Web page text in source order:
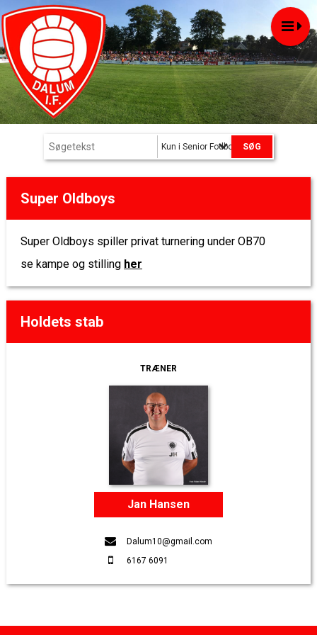
Kun i Senior Fodbold
Super Oldboys
Super Oldboys spiller privat turnering under OB70
se kampe og stilling her
Holdets stab
TRÆNER
Jan Hansen
Dalum10@gmail.com
6167 6091